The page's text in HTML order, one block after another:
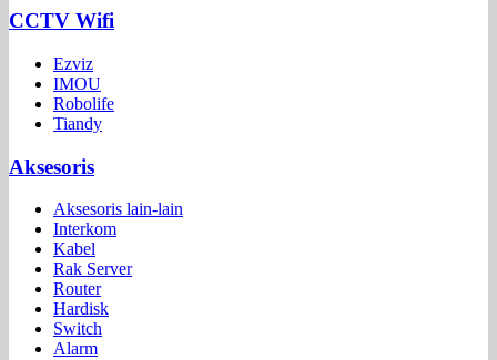
CCTV Wifi
Ezviz
IMOU
Robolife
Tiandy
Aksesoris
Aksesoris lain-lain
Interkom
Kabel
Rak Server
Router
Hardisk
Switch
Alarm